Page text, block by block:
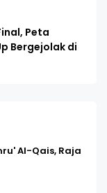
Peta
Bergejolak di
Al-Qais, Raja